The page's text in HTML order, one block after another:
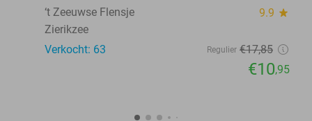
‘t Zeeuwse Flensje
9.9 star
Zierikzee
Verkocht: 63
Regulier €17,85
€10,95